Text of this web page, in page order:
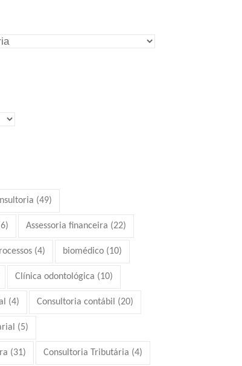
(49)
Assessoria financeira (22)
(4) biomédico (10)
Clínica odontológica (10)
(4) Consultoria contábil (20)
(5)
(31) Consultoria Tributária (4)